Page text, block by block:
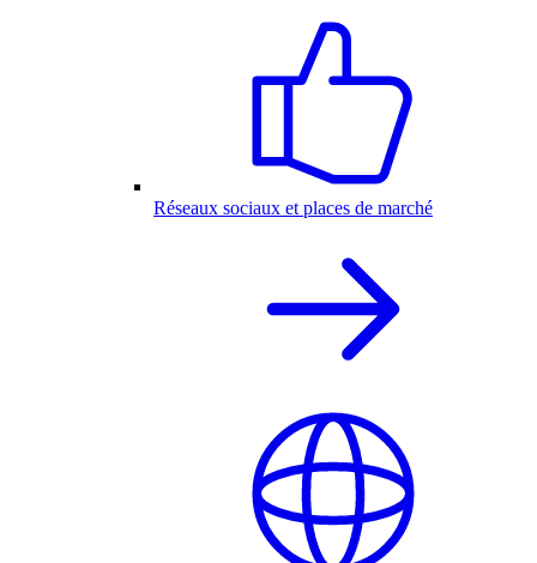
Réseaux sociaux et places de marché